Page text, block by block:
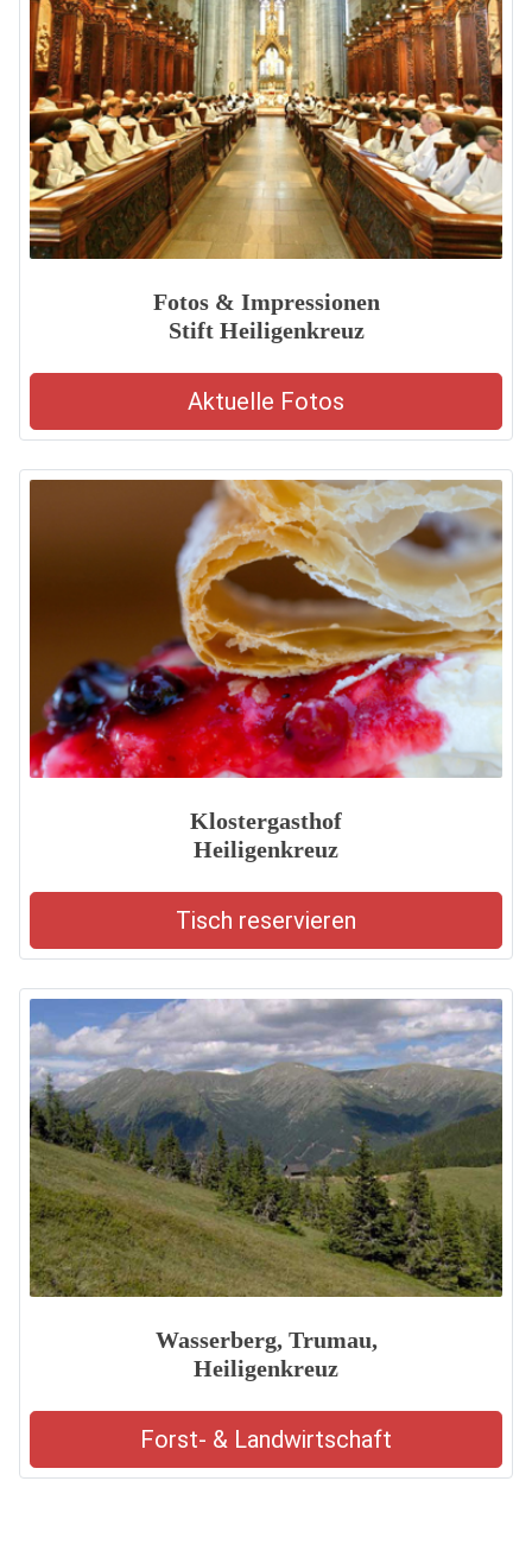
Fotos & Impressionen
Stift Heiligenkreuz
Aktuelle Fotos
Klostergasthof
Heiligenkreuz
Tisch reservieren
Wasserberg, Trumau,
Heiligenkreuz
Forst- & Landwirtschaft